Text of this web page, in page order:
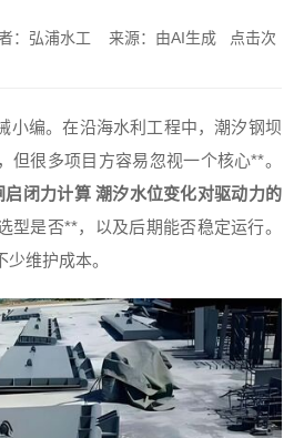
：弘浦水工 来源：由AI生成 点击次
小编。在沿海水利工程中，潮汐钢坝
但很多项目方容易忽视一个核心**。
启闭力计算 潮汐水位变化对驱动力的
型是否**，以及后期能否稳定运行。
维护成本。